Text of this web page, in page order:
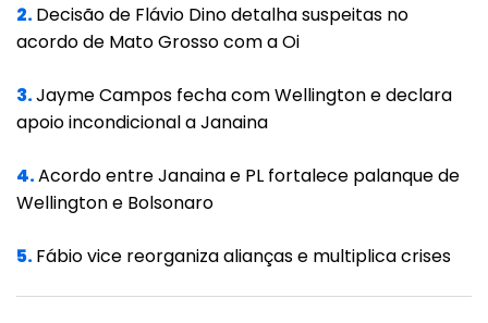
chamada "tese do século", o julgamento de
maior impacto fiscal da história do Supremo,
da base de cálculo do PIS e da Cofins fosse o
efetivamente pago.
significativamente o prejuízo da decisão aos
cofres públicos, que poderia ser superior a R$
2.Decisão de Flávio Dino detalha suspeitas no
acordo de Mato Grosso com a Oi
3.Jayme Campos fecha com Wellington e declara
apoio incondicional a Janaina
4.Acordo entre Janaina e PL fortalece palanque de
Wellington e Bolsonaro
5.Fábio vice reorganiza alianças e multiplica crises